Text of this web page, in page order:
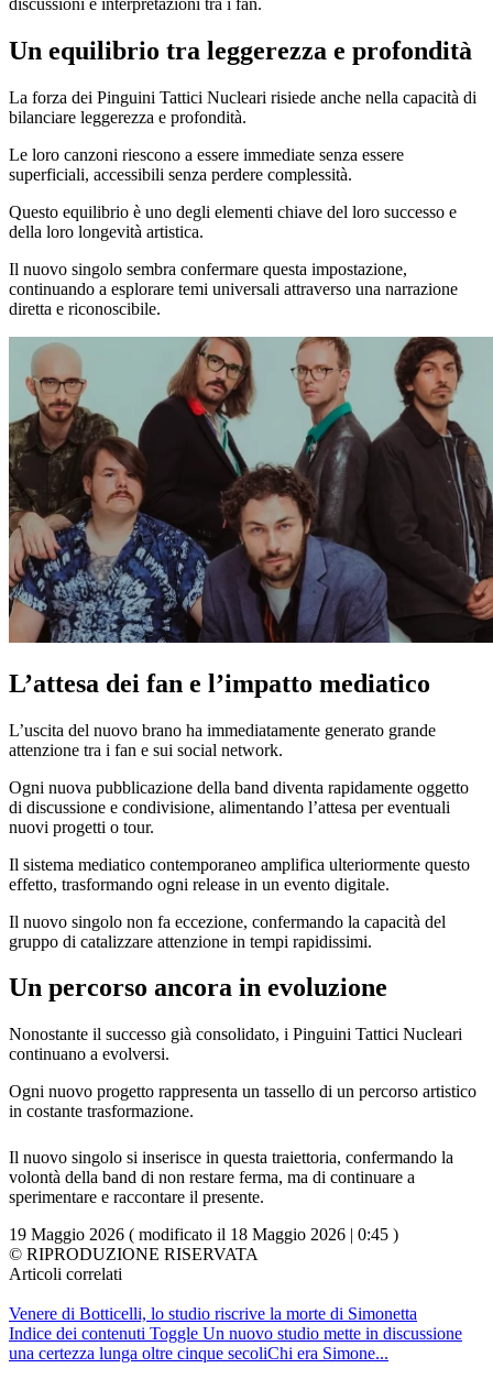
discussioni e interpretazioni tra i fan.
Un equilibrio tra leggerezza e profondità
La forza dei Pinguini Tattici Nucleari risiede anche nella capacità di
bilanciare leggerezza e profondità.
Le loro canzoni riescono a essere immediate senza essere
superficiali, accessibili senza perdere complessità.
Questo equilibrio è uno degli elementi chiave del loro successo e
della loro longevità artistica.
Il nuovo singolo sembra confermare questa impostazione,
continuando a esplorare temi universali attraverso una narrazione
diretta e riconoscibile.
L’attesa dei fan e l’impatto mediatico
L’uscita del nuovo brano ha immediatamente generato grande
attenzione tra i fan e sui social network.
Ogni nuova pubblicazione della band diventa rapidamente oggetto
di discussione e condivisione, alimentando l’attesa per eventuali
nuovi progetti o tour.
Il sistema mediatico contemporaneo amplifica ulteriormente questo
effetto, trasformando ogni release in un evento digitale.
Il nuovo singolo non fa eccezione, confermando la capacità del
gruppo di catalizzare attenzione in tempi rapidissimi.
Un percorso ancora in evoluzione
Nonostante il successo già consolidato, i Pinguini Tattici Nucleari
continuano a evolversi.
Ogni nuovo progetto rappresenta un tassello di un percorso artistico
in costante trasformazione.
Il nuovo singolo si inserisce in questa traiettoria, confermando la
volontà della band di non restare ferma, ma di continuare a
sperimentare e raccontare il presente.
19 Maggio 2026 ( modificato il 18 Maggio 2026 | 0:45 )
© RIPRODUZIONE RISERVATA
Articoli correlati
Venere di Botticelli, lo studio riscrive la morte di Simonetta
Indice dei contenuti Toggle Un nuovo studio mette in discussione
una certezza lunga oltre cinque secoliChi era Simone...